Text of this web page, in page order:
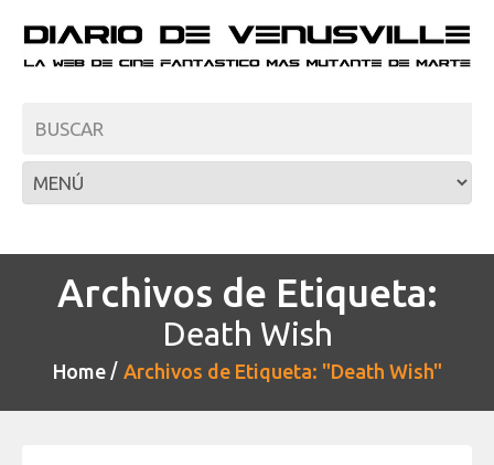
Archivos de Etiqueta:
Death Wish
Home Archivos de Etiqueta: "Death Wish"